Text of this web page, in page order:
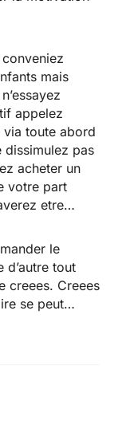
mais
appelez
toute abord
dissimulez pas
acheter un
votre part
etre…
le
tout
creees. Creees
se peut…